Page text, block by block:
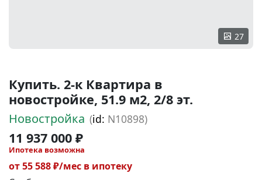
27
Купить. 2-к Квартира в
новостройке, 51.9 м2, 2/8 эт.
Новостройка (id: N10898)
11 937 000 ₽
Ипотека возможна
от 55 588 ₽/мес в ипотеку